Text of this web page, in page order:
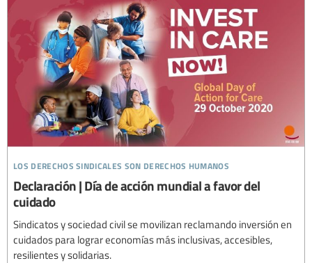
los derechos sindicales son derechos humanos
Declaración | Día de acción mundial a favor del
cuidado
Sindicatos y sociedad civil se movilizan reclamando inversión en
cuidados para lograr economías más inclusivas, accesibles,
resilientes y solidarias.